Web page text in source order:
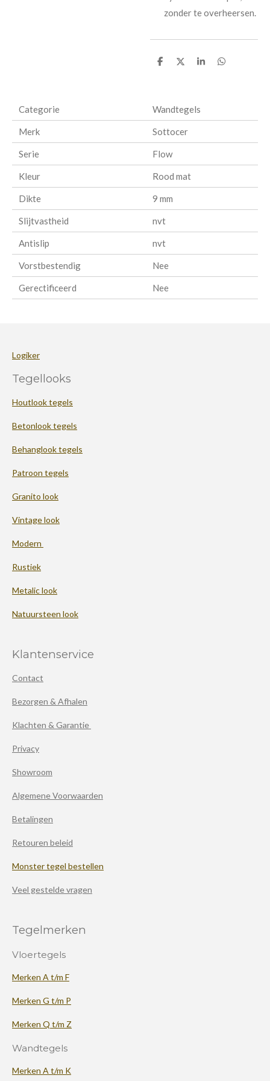
zonder te overheersen.
D
D
S
D
Categorie Wandtegels
Merk Sottocer
Serie Flow
Kleur Rood mat
Dikte 9 mm
Slijtvastheid nvt
Antislip nvt
Vorstbestendig Nee
Gerectificeerd Nee
Logiker
Tegellooks
Houtlook tegels
Betonlook tegels
Behanglook tegels
Patroon tegels
Granito look
Vintage look
Modern
Rustiek
Metalic look
Natuursteen look
Klantenservice
Contact
Bezorgen & Afhalen
Klachten & Garantie
Privacy
Showroom
Algemene Voorwaarden
Betalingen
Retouren beleid
Monster tegel bestellen
Veel gestelde vragen
Tegelmerken
Vloertegels
Merken A t/m F
Merken G t/m P
Merken Q t/m Z
Wandtegels
Merken A t/m K